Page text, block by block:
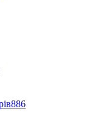
886